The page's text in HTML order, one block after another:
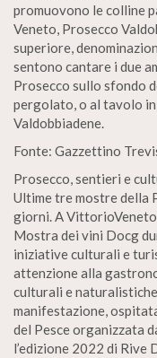
promuovono le colline
Veneto, Prosecco
superiore,
sentono cantare i due
Prosecco sullo sfondo
pergolato, o al tavolo
Valdobbiadene.
Fonte: Gazzettino
Prosecco, sentieri e
Ultime tre mostre della
giorni. A
Mostra dei vini Docg
iniziative culturali e
attenzione alla
culturali e
manifestazione,
del Pesce organizzata
l’edizione 2022 di Rive